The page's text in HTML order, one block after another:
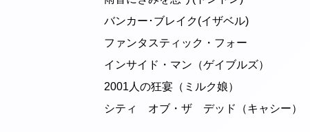
バンカー･ブレイク(イザベル)
ファンタスティック・フォー
インサイド・マン（ゲイブルズ）
2001人の狂宴（ミルク娘）
シティ オブ・ザ デッド（キャシー）